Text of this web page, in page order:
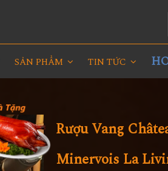
SẢN PHẨM TIN TỨC
Rượu Vang
Minervois La